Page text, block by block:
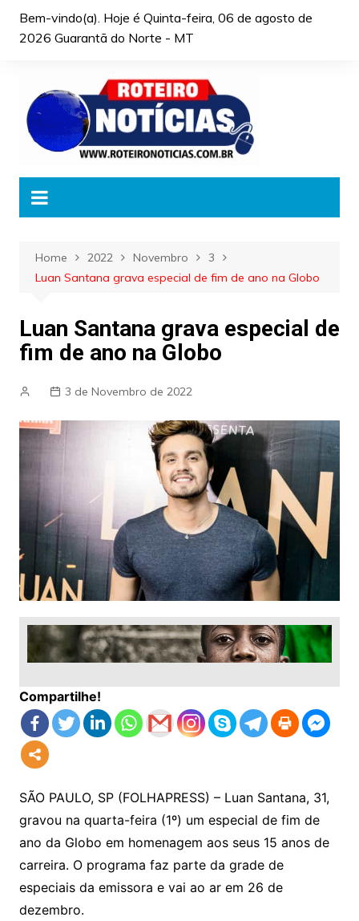
Bem-vindo(a). Hoje é Quinta-feira, 06 de agosto de
2026 Guarantã do Norte - MT
Home 2022 Novembro
3
Luan Santana grava especial de fim de ano na Globo
Luan Santana grava especial de
fim de ano na Globo
3 de Novembro de 2022
Compartilhe!
SÃO PAULO, SP (FOLHAPRESS) – Luan Santana, 31,
gravou na quarta-feira (1º) um especial de fim de
ano da Globo em homenagem aos seus 15 anos de
carreira. O programa faz parte da grade de
especiais da emissora e vai ao ar em 26 de
dezembro.